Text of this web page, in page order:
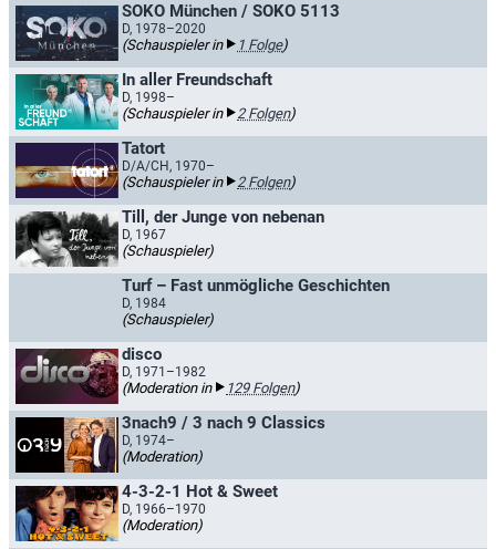
SOKO München / SOKO 5113
D, 1978–2020
(Schauspieler in 1 Folge)
In aller Freundschaft
D, 1998–
(Schauspieler in 2 Folgen)
Tatort
D/A/CH, 1970–
(Schauspieler in 2 Folgen)
Till, der Junge von nebenan
D, 1967
(Schauspieler)
Turf – Fast unmögliche Geschichten
D, 1984
(Schauspieler)
disco
D, 1971–1982
(Moderation in 129 Folgen)
3nach9 / 3 nach 9 Classics
D, 1974–
(Moderation)
4-3-2-1 Hot & Sweet
D, 1966–1970
(Moderation)